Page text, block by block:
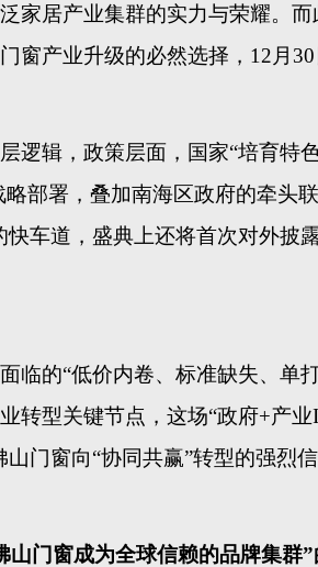
家居产业集群的实力与荣耀。
窗产业升级的必然选择，12月
逻辑，政策层面，国家“培育特
部署，叠加南海区政府的牵头
快车道，盛典上还将首次对外披
临的“低价内卷、标准缺失、单
转型关键节点，这场“政府+产
门窗向“协同共赢”转型的强烈信
山门窗成为全球信赖的品牌集群